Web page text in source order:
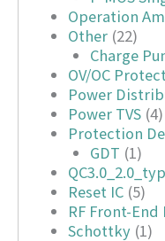
Operation
Other (22)
Charge
OV/OC
Power
Power TVS (4)
Protection
GDT (1)
Reset IC (5)
RF Front-
Schottky (1)